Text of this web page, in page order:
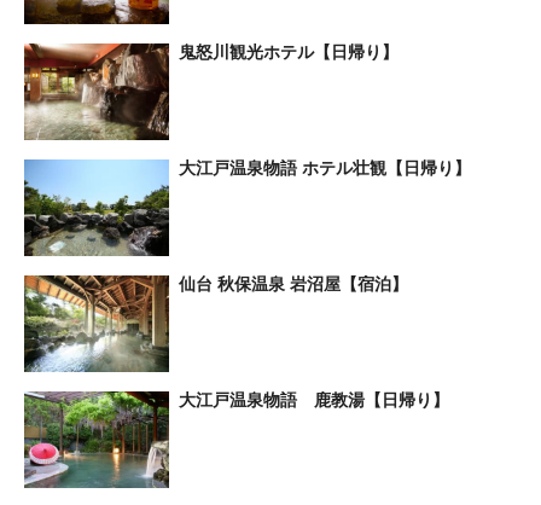
鬼怒川観光ホテル【日帰り】
大江戸温泉物語 ホテル壮観【日帰り】
仙台 秋保温泉 岩沼屋【宿泊】
大江戸温泉物語 鹿教湯【日帰り】